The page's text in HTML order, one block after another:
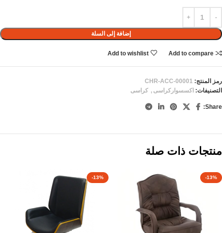
إضافة إلى السلة
Add to compare
Add to wishlist
رمز المنتج: CHR-ACC-00001
التصنيفات: اكسسواركراسى , كراسى
Share:
منتجات ذات صلة
-13%
-13%